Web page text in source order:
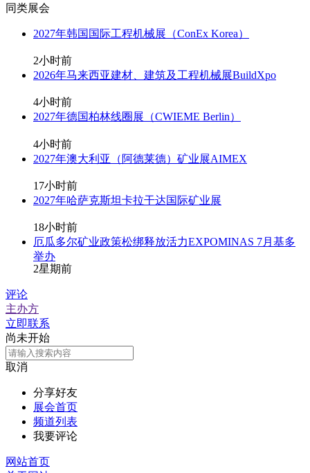
同类展会
2027年韩国国际工程机械展（ConEx Korea）
2小时前
2026年马来西亚建材、建筑及工程机械展BuildXpo
4小时前
2027年德国柏林线圈展（CWIEME Berlin）
4小时前
2027年澳大利亚（阿德莱德）矿业展AIMEX
17小时前
2027年哈萨克斯坦卡拉干达国际矿业展
18小时前
厄瓜多尔矿业政策松绑释放活力EXPOMINAS 7月基多
举办
2星期前
评论
主办方
立即联系
尚未开始
取消
分享好友
展会首页
频道列表
我要评论
网站首页